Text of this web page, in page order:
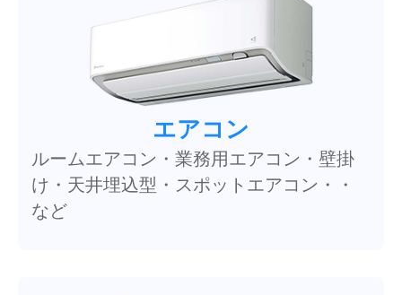
エアコン
ルームエアコン・業務用エアコン・壁掛
け・天井埋込型・スポットエアコン・・
など